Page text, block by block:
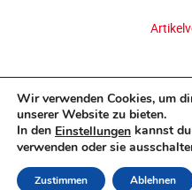
Wir verwenden Cookies, um
unserer Website zu bieten.
In den Einstellungen kannst
verwenden oder sie
Zustimmen Ablehnen